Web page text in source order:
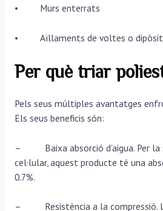
• Murs enterrats
• Aïllaments de voltes o
Per què triar
Pels seus múltiples avantatges
Els seus beneficis són:
– Baixa absorció d’aigua. Per la
cel·lular, aquest producte té una
0.7%.
– Resistència a la compressió.